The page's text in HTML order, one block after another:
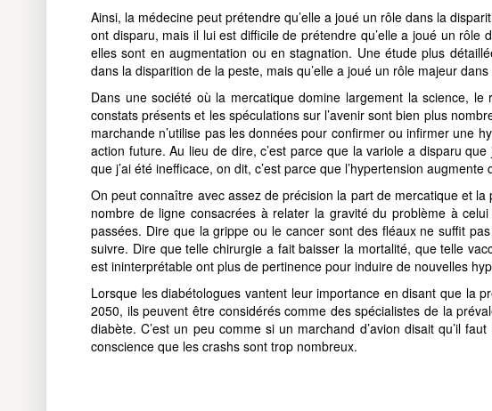
Ainsi, la médecine peut prétendre qu’elle a joué un rôle dans la
ont disparu, mais il lui est difficile de prétendre qu’elle a joué un
elles sont en augmentation ou en stagnation. Une étude plus
dans la disparition de la peste, mais qu’elle a joué un rôle majeur
Dans une société où la mercatique domine largement la science,
constats présents et les spéculations sur l’avenir sont bien plus
marchande n’utilise pas les données pour confirmer ou infirmer une
action future. Au lieu de dire, c’est parce que la variole a disparu
que j’ai été inefficace, on dit, c’est parce que l’hypertension
On peut connaître avec assez de précision la part de mercatique et
nombre de ligne consacrées à relater la gravité du problème à
passées. Dire que la grippe ou le cancer sont des fléaux ne suffit
suivre. Dire que telle chirurgie a fait baisser la mortalité, que telle
est ininterprétable ont plus de pertinence pour induire de nouvelles
Lorsque les diabétologues vantent leur importance en disant que la
2050, ils peuvent être considérés comme des spécialistes de la
diabète. C’est un peu comme si un marchand d’avion disait qu’il
conscience que les crashs sont trop nombreux.